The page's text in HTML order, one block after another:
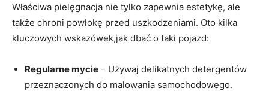
Właściwa pielęgnacja nie tylko zapewnia estetykę, ale
także chroni powłokę przed uszkodzeniami. Oto kilka
kluczowych wskazówek,jak dbać o taki pojazd:
Regularne mycie – Używaj delikatnych detergentów
przeznaczonych do malowania samochodowego.